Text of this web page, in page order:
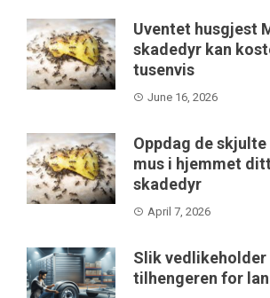
Uventet husgjest
skadedyr kan
tusenvis
June 16, 2026
Oppdag de
mus i hjemmet
skadedyr
April 7, 2026
Slik vedlikeholder
tilhengeren for